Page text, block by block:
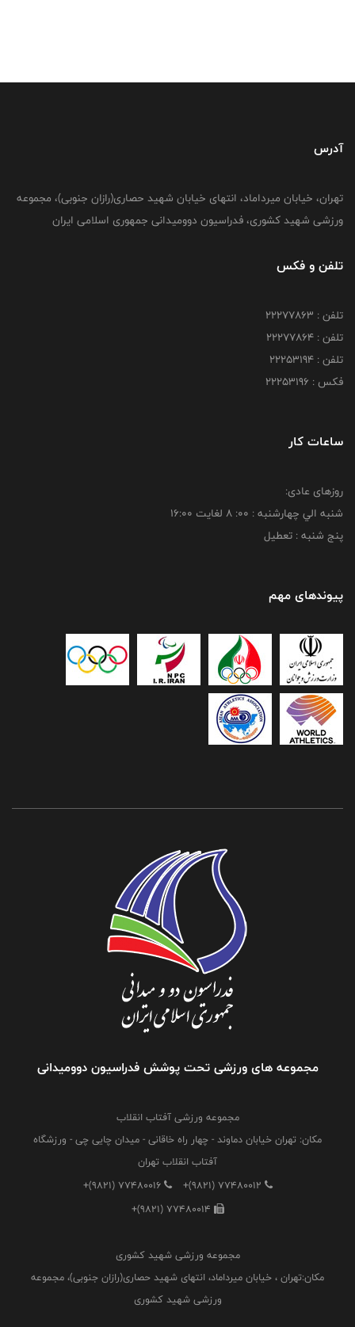
آدرس
تهران، خیابان میرداماد، انتهای خیابان شهید حصاری(رازان جنوبی)، مجموعه
ورزشی شهید کشوری، فدراسیون دوومیدانی جمهوری اسلامی ایران
تلفن و فکس
تلفن : 22277863
تلفن : 22277864
تلفن : 22253194
فکس : 22253196
ساعات کار
روزهای عادی:
شنبه الي چهارشنبه : 00: 8 لغايت 16:00
پنج شنبه : تعطیل
پیوندهای مهم
مجموعه های ورزشی تحت پوشش فدراسیون دوومیدانی
مجموعه ورزشی آفتاب انقلاب
مکان: تهران خیابان دماوند - چهار راه خاقانی - میدان چایی چی - ورزشگاه
آفتاب انقلاب تهران
+(9821) 77480012
+(9821) 77480016
+(9821) 77480014
مجموعه ورزشی شهید کشوری
مکان:تهران ، خیابان میرداماد، انتهای شهید حصاری(رازان جنوبی)، مجموعه
ورزشی شهید کشوری